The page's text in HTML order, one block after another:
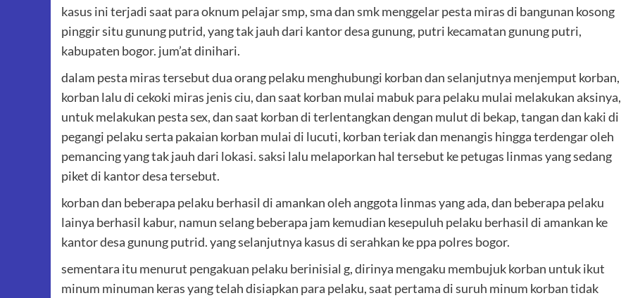
kasus ini terjadi saat para oknum pelajar smp, sma dan smk menggelar pesta miras di bangunan kosong
pinggir situ gunung putrid, yang tak jauh dari kantor desa gunung, putri kecamatan gunung putri,
kabupaten bogor. jum’at dinihari.
dalam pesta miras tersebut dua orang pelaku menghubungi korban dan selanjutnya menjemput korban,
korban lalu di cekoki miras jenis ciu, dan saat korban mulai mabuk para pelaku mulai melakukan aksinya,
untuk melakukan pesta sex, dan saat korban di terlentangkan dengan mulut di bekap, tangan dan kaki di
pegangi pelaku serta pakaian korban mulai di lucuti, korban teriak dan menangis hingga terdengar oleh
pemancing yang tak jauh dari lokasi. saksi lalu melaporkan hal tersebut ke petugas linmas yang sedang
piket di kantor desa tersebut.
korban dan beberapa pelaku berhasil di amankan oleh anggota linmas yang ada, dan beberapa pelaku
lainya berhasil kabur, namun selang beberapa jam kemudian kesepuluh pelaku berhasil di amankan ke
kantor desa gunung putrid. yang selanjutnya kasus di serahkan ke ppa polres bogor.
sementara itu menurut pengakuan pelaku berinisial g, dirinya mengaku membujuk korban untuk ikut
minum minuman keras yang telah disiapkan para pelaku, saat pertama di suruh minum korban tidak